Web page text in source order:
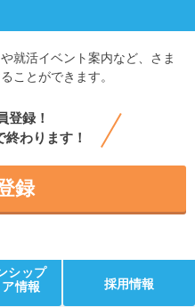
就活イベント案内など、さま
ことができます。
登録！
終わります！
録
シップ
ア情報
採用情報